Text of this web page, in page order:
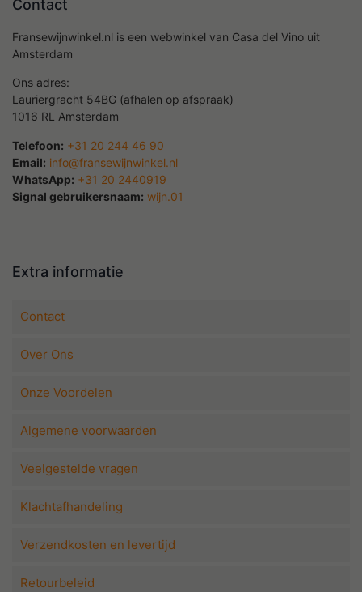
Contact
Fransewijnwinkel.nl is een webwinkel van Casa del Vino uit
Amsterdam
Ons adres:
Lauriergracht 54BG (afhalen op afspraak)
1016 RL Amsterdam
Telefoon: +31 20 244 46 90
Email: info@fransewijnwinkel.nl
WhatsApp: +31 20 2440919
Signal gebruikersnaam: wijn.01
Extra informatie
Contact
Over Ons
Onze Voordelen
Algemene voorwaarden
Veelgestelde vragen
Klachtafhandeling
Verzendkosten en levertijd
Retourbeleid